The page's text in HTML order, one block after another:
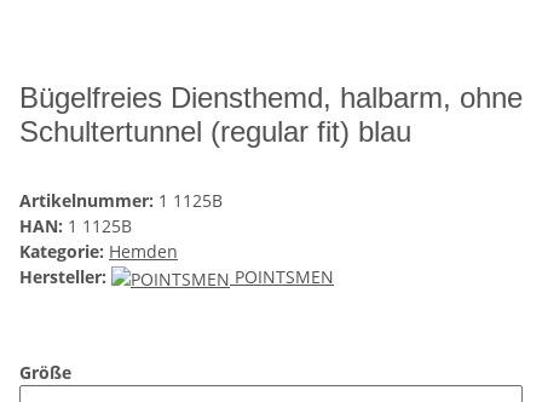
Bügelfreies Diensthemd, halbarm, ohne
Schultertunnel (regular fit) blau
Artikelnummer: 1 1125B
HAN: 1 1125B
Kategorie: Hemden
Hersteller:
POINTSMEN
Größe